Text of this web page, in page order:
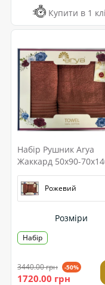
Купити в 1
Набір Рушник Arya
Жаккард 50x90-
Dophne
Рожевий
Розміри
Набір
3440.00 грн -50%
1720.00 грн